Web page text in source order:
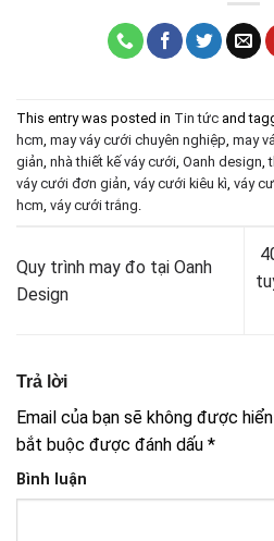
This entry was posted in Tin tức and
hcm may váy cưới chuyên nghiệp may
giản nhà thiết kế váy cưới Oanh design ,
váy cưới đơn giản váy cưới kiêu kì váy
hcm váy cưới trắng
Quy trình may đo tại Oanh
Design
Trả lời
Email của bạn sẽ không được
bắt buộc được đánh dấu *
Bình luận